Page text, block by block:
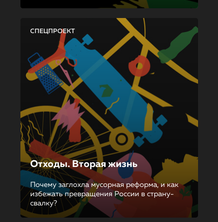
СПЕЦПРОЕКТ
Отходы. Вторая жизнь
Почему заглохла мусорная реформа, и как
избежать превращения России в страну-
свалку?